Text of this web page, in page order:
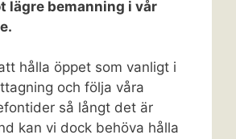
lägre bemanning i vår
hålla öppet som vanligt i
och följa våra
så långt det är
kan vi dock behöva hålla